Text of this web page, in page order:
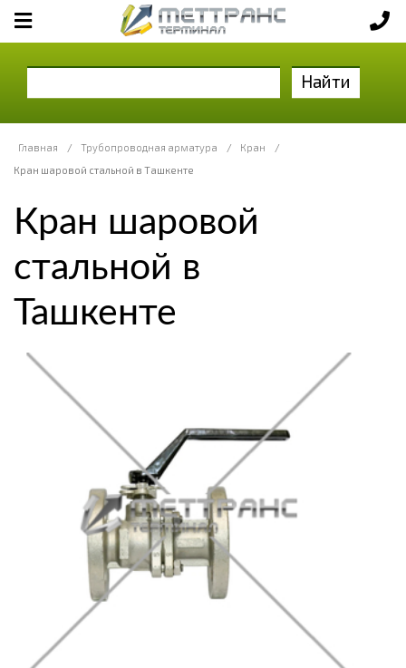
Найти
Главная / Трубопроводная арматура / Кран
/
Кран шаровой стальной в Ташкенте
Кран шаровой
стальной в
Ташкенте